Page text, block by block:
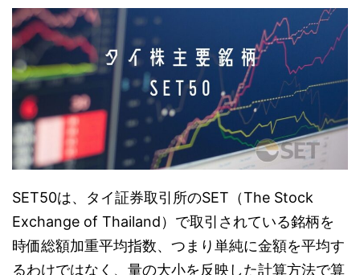
SET50は、タイ証券取引所のSET（The Stock
Exchange of Thailand）で取引されている銘柄を
時価総額加重平均指数、つまり単純に金額を平均す
るわけではなく、量の大小を反映した計算方法で算